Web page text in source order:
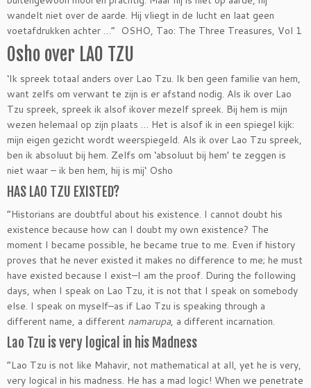
wandelt niet over de aarde. Hij vliegt in de lucht en laat geen
voetafdrukken achter …” OSHO, Tao: The Three Treasures, Vol 1
Osho over LAO TZU
‘Ik spreek totaal anders over Lao Tzu. Ik ben geen familie van hem,
want zelfs om verwant te zijn is er afstand nodig. Als ik over Lao
Tzu spreek, spreek ik alsof ikover mezelf spreek. Bij hem is mijn
wezen helemaal op zijn plaats … Het is alsof ik in een spiegel kijk:
mijn eigen gezicht wordt weerspiegeld. Als ik over Lao Tzu spreek,
ben ik absoluut bij hem. Zelfs om ‘absoluut bij hem’ te zeggen is
niet waar – ik ben hem, hij is mij‘ Osho
HAS LAO TZU EXISTED?
“Historians are doubtful about his existence. I cannot doubt his
existence because how can I doubt my own existence? The
moment I became possible, he became true to me. Even if history
proves that he never existed it makes no difference to me; he must
have existed because I exist–I am the proof. During the following
days, when I speak on Lao Tzu, it is not that I speak on somebody
else. I speak on myself–as if Lao Tzu is speaking through a
different name, a different namarupa, a different incarnation.
Lao Tzu is very logical in his Madness
“Lao Tzu is not like Mahavir, not mathematical at all, yet he is very,
very logical in his madness. He has a mad logic! When we penetrate